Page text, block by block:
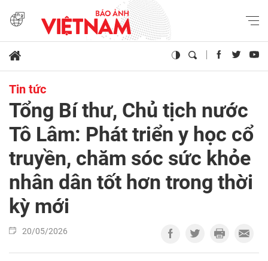
Tin tức
Tổng Bí thư, Chủ tịch nước
Tô Lâm: Phát triển y học cổ
truyền, chăm sóc sức khỏe
nhân dân tốt hơn trong thời
kỳ mới
20/05/2026